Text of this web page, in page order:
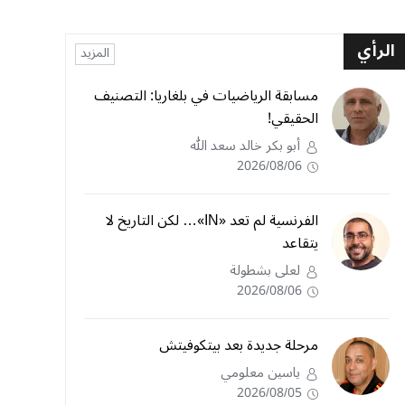
الرأي المزيد
مسابقة الرياضيات في بلغاريا: التصنيف
الحقيقي!
أبو بكر خالد سعد الله
2026/08/06
الفرنسية لم تعد «IN»… لكن التاريخ لا
يتقاعد
لعلى بشطولة
2026/08/06
مرحلة جديدة بعد بيتكوفيتش
ياسين معلومي
2026/08/05